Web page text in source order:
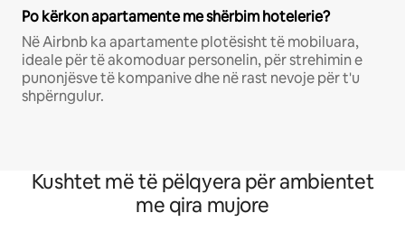
Po kërkon apartamente me shërbim hotelerie?
Në Airbnb ka apartamente plotësisht të mobiluara,
ideale për të akomoduar personelin, për strehimin e
punonjësve të kompanive dhe në rast nevoje për t'u
shpërngulur.
Kushtet më të pëlqyera për ambientet
me qira mujore